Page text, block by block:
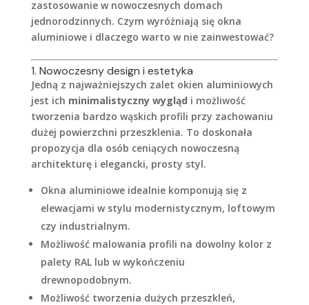
zastosowanie w nowoczesnych domach
jednorodzinnych. Czym wyróżniają się okna
aluminiowe i dlaczego warto w nie zainwestować?
1. Nowoczesny design i estetyka
Jedną z najważniejszych zalet okien aluminiowych
jest ich minimalistyczny wygląd i możliwość
tworzenia bardzo wąskich profili przy zachowaniu
dużej powierzchni przeszklenia. To doskonała
propozycja dla osób ceniących nowoczesną
architekturę i elegancki, prosty styl.
Okna aluminiowe idealnie komponują się z
elewacjami w stylu modernistycznym, loftowym
czy industrialnym.
Możliwość malowania profili na dowolny kolor z
palety RAL lub w wykończeniu
drewnopodobnym.
Możliwość tworzenia dużych przeszkleń,